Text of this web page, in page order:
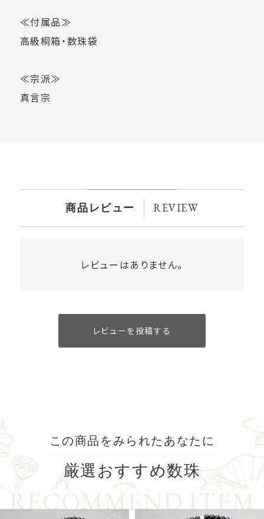
≪付属品≫
高級桐箱・数珠袋
≪宗派≫
真言宗
商品レビュー REVIEW
レビューはありません。
レビューを投稿する
この商品をみられたあなたに
厳選 おすすめ数珠
RECOMMENDITEM